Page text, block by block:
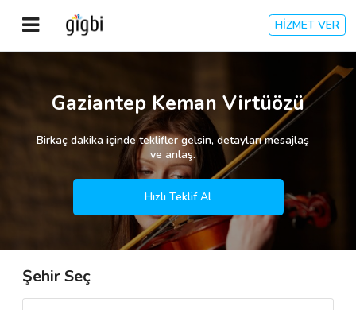
HİZMET VER
Giriş Yap
Kategoriler
🎈 Biz Kimiz?
Gaziantep Keman Virtüözü
Birkaç dakika içinde teklifler gelsin, detayları mesajlaş
ve anlaş.
Hızlı Teklif Al
Şehir Seç